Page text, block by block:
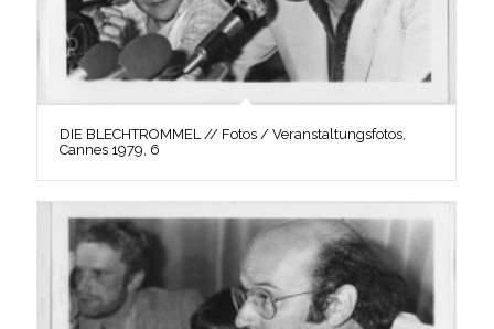
DIE BLECHTROMMEL // Fotos / Veranstaltungsfotos,
Cannes 1979, 6